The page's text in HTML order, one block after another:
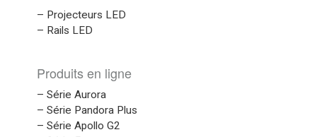
– Projecteurs LED
– Rails LED
Produits en ligne
– Série Aurora
– Série Pandora Plus
– Série Apollo G2